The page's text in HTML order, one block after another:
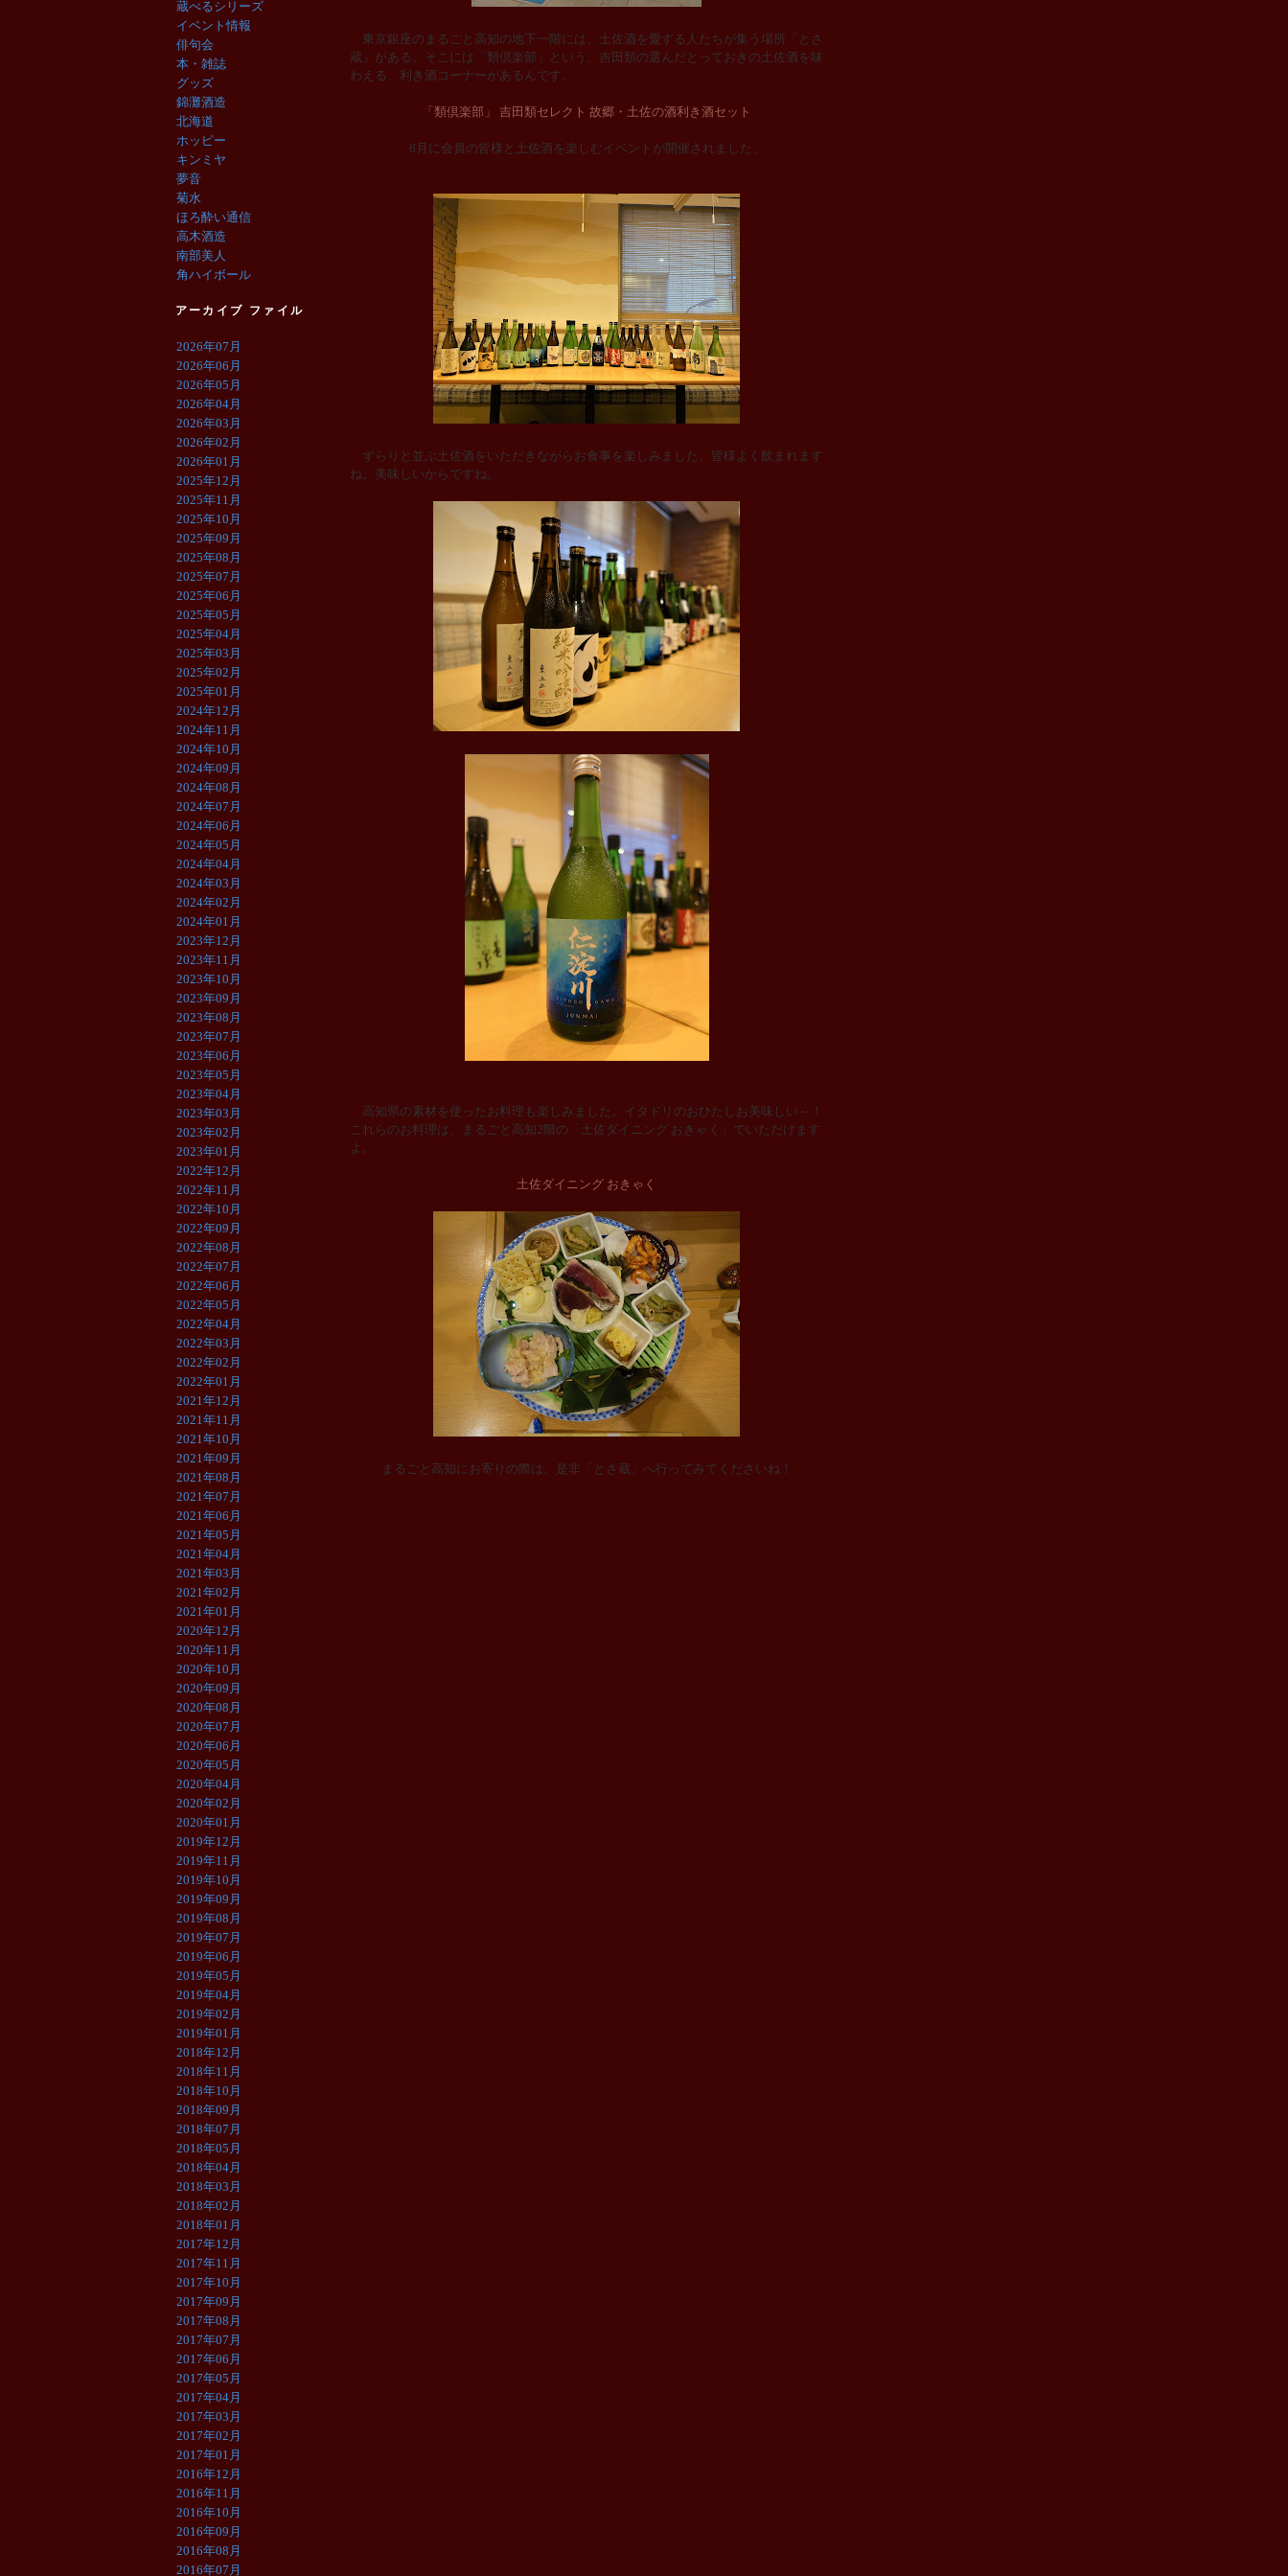
東京銀座のまるごと高知の地下一階には、土佐酒を愛する人たちが集う場所「とさ
蔵」がある。そこには「類倶楽部」という、吉田類の選んだとっておきの土佐酒を味
わえる、利き酒コーナーがあるんです。
「類倶楽部」 吉田類セレクト 故郷・土佐の酒利き酒セット
6月に会員の皆様と土佐酒を楽しむイベントが開催されました。
ずらりと並ぶ土佐酒をいただきながらお食事を楽しみました。皆様よく飲まれます
ね。美味しいからですね。
高知県の素材を使ったお料理も楽しみました。イタドリのおひたしお美味しい～！
これらのお料理は、まるごと高知2階の「土佐ダイニング おきゃく」でいただけます
よ。
土佐ダイニング おきゃく
まるごと高知にお寄りの際は、是非「とさ蔵」へ行ってみてくださいね！
蔵べるシリーズ
イベント情報
俳句会
本・雑誌
グッズ
錦灘酒造
北海道
ホッピー
キンミヤ
夢音
菊水
ほろ酔い通信
高木酒造
南部美人
角ハイボール
アーカイブ ファイル
2026年07月
2026年06月
2026年05月
2026年04月
2026年03月
2026年02月
2026年01月
2025年12月
2025年11月
2025年10月
2025年09月
2025年08月
2025年07月
2025年06月
2025年05月
2025年04月
2025年03月
2025年02月
2025年01月
2024年12月
2024年11月
2024年10月
2024年09月
2024年08月
2024年07月
2024年06月
2024年05月
2024年04月
2024年03月
2024年02月
2024年01月
2023年12月
2023年11月
2023年10月
2023年09月
2023年08月
2023年07月
2023年06月
2023年05月
2023年04月
2023年03月
2023年02月
2023年01月
2022年12月
2022年11月
2022年10月
2022年09月
2022年08月
2022年07月
2022年06月
2022年05月
2022年04月
2022年03月
2022年02月
2022年01月
2021年12月
2021年11月
2021年10月
2021年09月
2021年08月
2021年07月
2021年06月
2021年05月
2021年04月
2021年03月
2021年02月
2021年01月
2020年12月
2020年11月
2020年10月
2020年09月
2020年08月
2020年07月
2020年06月
2020年05月
2020年04月
2020年02月
2020年01月
2019年12月
2019年11月
2019年10月
2019年09月
2019年08月
2019年07月
2019年06月
2019年05月
2019年04月
2019年02月
2019年01月
2018年12月
2018年11月
2018年10月
2018年09月
2018年07月
2018年05月
2018年04月
2018年03月
2018年02月
2018年01月
2017年12月
2017年11月
2017年10月
2017年09月
2017年08月
2017年07月
2017年06月
2017年05月
2017年04月
2017年03月
2017年02月
2017年01月
2016年12月
2016年11月
2016年10月
2016年09月
2016年08月
2016年07月